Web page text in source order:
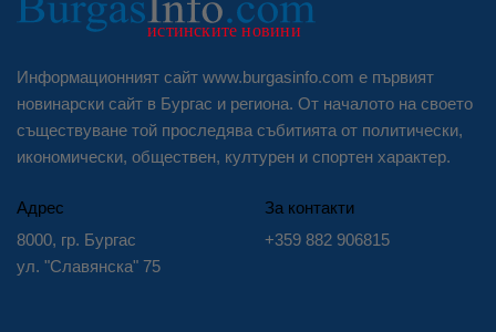
Информационният сайт www.burgasinfo.com е първият
новинарски сайт в Бургас и региона. От началото на своето
съществуване той проследява събитията от политически,
икономически, обществен, културен и спортен характер.
Адрес
8000, гр. Бургас
ул. "Славянска" 75
За контакти
+359 882 906815